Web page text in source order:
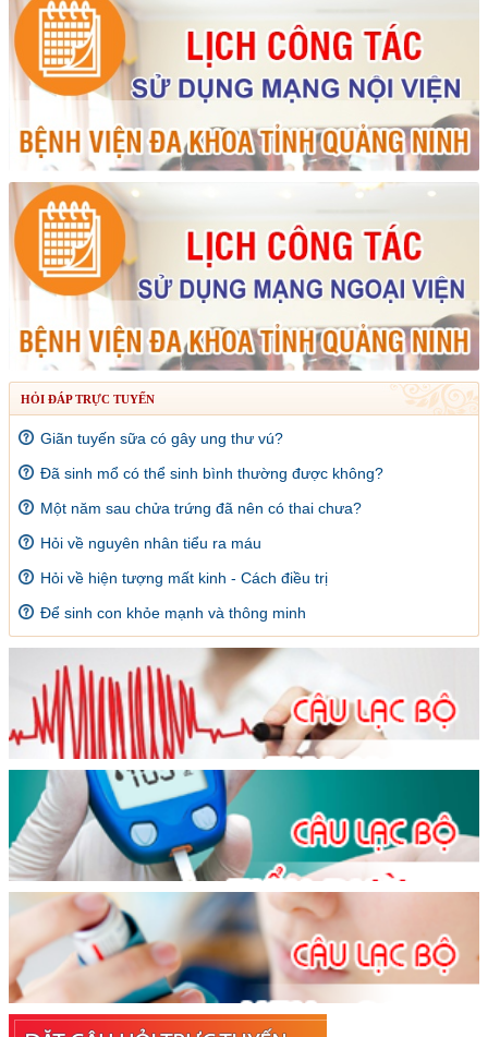
HỎI ĐÁP TRỰC TUYẾN
Giãn tuyến sữa có gây ung thư vú?
Đã sinh mổ có thể sinh bình thường được không?
Một năm sau chửa trứng đã nên có thai chưa?
Hỏi về nguyên nhân tiểu ra máu
Hỏi về hiện tượng mất kinh - Cách điều trị
Để sinh con khỏe mạnh và thông minh